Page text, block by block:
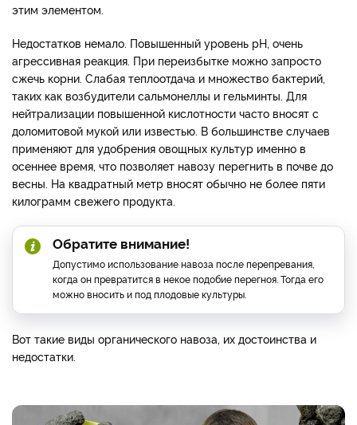
этим элементом.
Недостатков немало. Повышенный уровень pH, очень
агрессивная реакция. При переизбытке можно запросто
сжечь корни. Слабая теплоотдача и множество бактерий,
таких как возбудители сальмонеллы и гельминты. Для
нейтрализации повышенной кислотности часто вносят с
доломитовой мукой или известью. В большинстве случаев
применяют для удобрения овощных культур именно в
осеннее время, что позволяет навозу перегнить в почве до
весны. На квадратный метр вносят обычно не более пяти
килограмм свежего продукта.
Обратите внимание!
Допустимо использование навоза после перепревания,
когда он превратится в некое подобие перегноя. Тогда его
можно вносить и под плодовые культуры.
Вот такие виды органического навоза, их достоинства и
недостатки.